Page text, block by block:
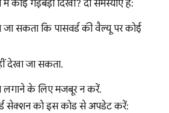
कोई गड़बड़ी दिखी? दो समस्याएं हैं:
जा सकता कि पासवर्ड की वैल्यू पर कोई
देखा जा सकता.
लगाने के लिए मजबूर न करें.
सेक्शन को इस कोड से अपडेट करें: